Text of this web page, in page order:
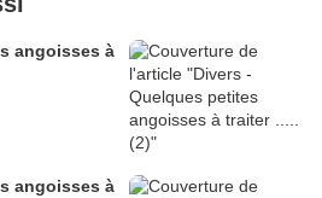
angoisses à
angoisses à